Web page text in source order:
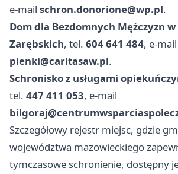
e-mail schron.donorione@wp.pl.
Dom dla Bezdomnych Mężczyzn
Zarębskich, tel. 604 641 484, e-mail
pienki@caritasaw.pl.
Schronisko z usługami
tel. 447 411 053, e-mail
Szczegółowy rejestr miejsc, gdzie
województwa mazowieckiego
tymczasowe schronienie, dostępny